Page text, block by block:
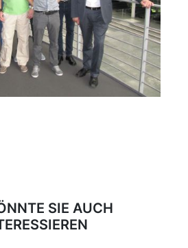
SIE AUCH